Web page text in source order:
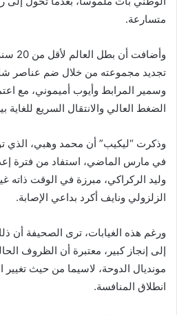
متسارعة.
تجديد مجموعته من خلال ضم عناصر
وسمير المرابط وأيوب أميموني، مع
الضغط العالي والانتقال السريع للغاية
وذكرت “ليكيب” أن محمد وهبي، الذي
في مارس الماضي، استفاد من فترة
وليد الركراكي، مبرزة في الوقت
الزلزولي ونايف أكرد بداعي الإصابة.
ورغم هذه الغيابات، ترى الصحيفة أن
إلى إنجاز كبير، معتبرة أن الظروف
مونديال الدوحة، لاسيما من حيث
انطلاق المنافسة.